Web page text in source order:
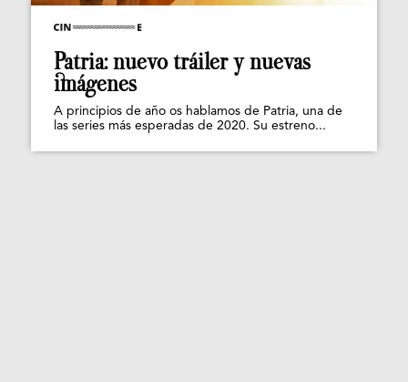
Patria: nuevo tráiler y nuevas
imágenes
A principios de año os hablamos de Patria, una de
las series más esperadas de 2020. Su estreno...